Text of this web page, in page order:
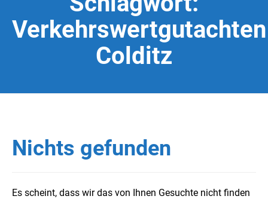
Verkehrswertgutachten
Colditz
Nichts gefunden
Es scheint, dass wir das von Ihnen Gesuchte nicht finden